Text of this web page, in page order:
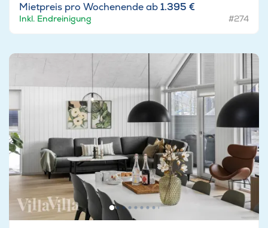
Mietpreis pro Wochenende ab1.395 €
Inkl. Endreinigung #274